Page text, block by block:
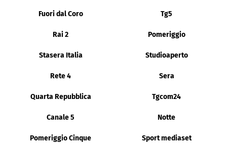
Fuori dal Coro Tg5
Rai 2 Pomeriggio
Stasera Italia Studioaperto
Rete 4 Sera
Quarta Repubblica Tgcom24
Canale 5 Notte
Pomeriggio Cinque Sport mediaset